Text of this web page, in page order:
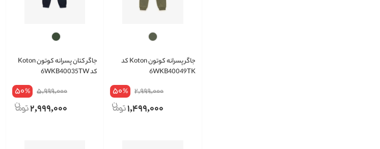
جاگر پسرانه کوتون Koton کد
6WKB40049TK
2,999,000
50%
1,499,000
جاگر کتان پسرانه کوتون Koton
کد 6WKB40035TW
5,999,000
50%
2,999,000